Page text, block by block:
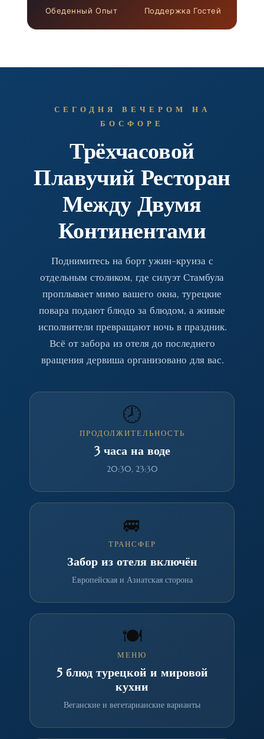
Обеденный Опыт Поддержка Гостей
СЕГОДНЯ ВЕЧЕРОМ НА
БОСФОРЕ
Трёхчасовой
Плавучий Ресторан
Между Двумя
Континентами
Поднимитесь на борт ужин-круиза с
отдельным столиком, где силуэт Стамбула
проплывает мимо вашего окна, турецкие
повара подают блюдо за блюдом, а живые
исполнители превращают ночь в праздник.
Всё от забора из отеля до последнего
вращения дервиша организовано для вас.
🕗
ПРОДОЛЖИТЕЛЬНОСТЬ
3 часа на воде
20:30, 23:30
🚐
ТРАНСФЕР
Забор из отеля включён
Европейская и Азиатская сторона
🍽️
МЕНЮ
5 блюд турецкой и мировой
кухни
Веганские и вегетарианские варианты